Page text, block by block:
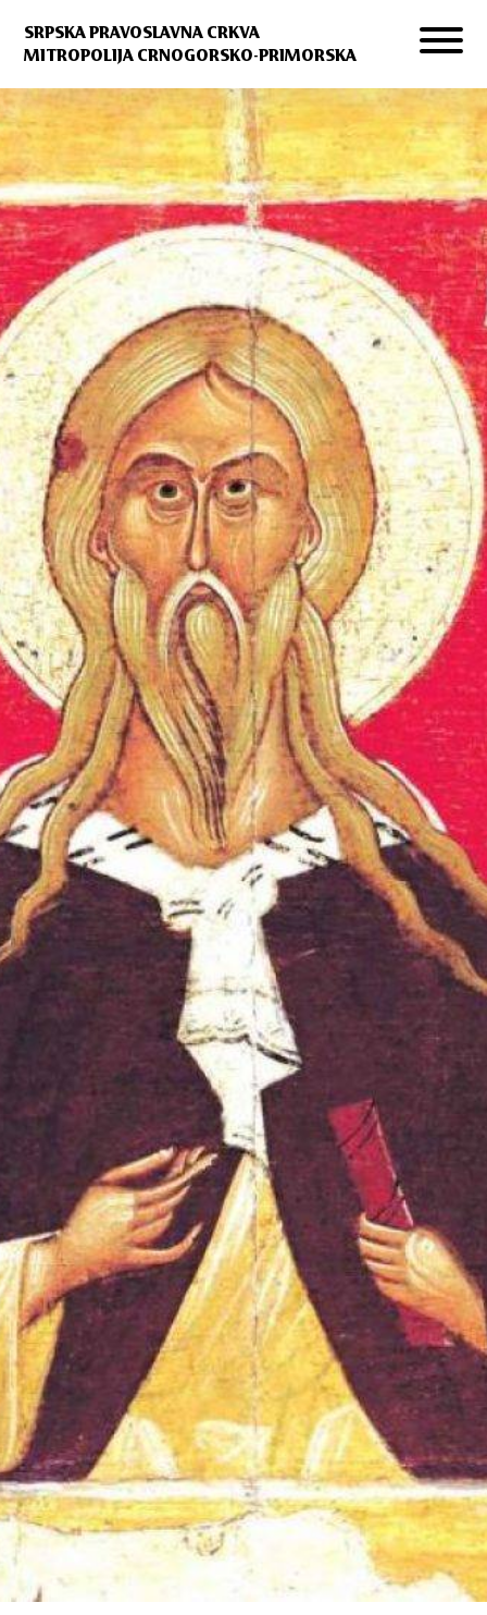
SRPSKA PRAVOSLAVNA CRKVA
MITROPOLIJA CRNOGORSKO-PRIMORSKA